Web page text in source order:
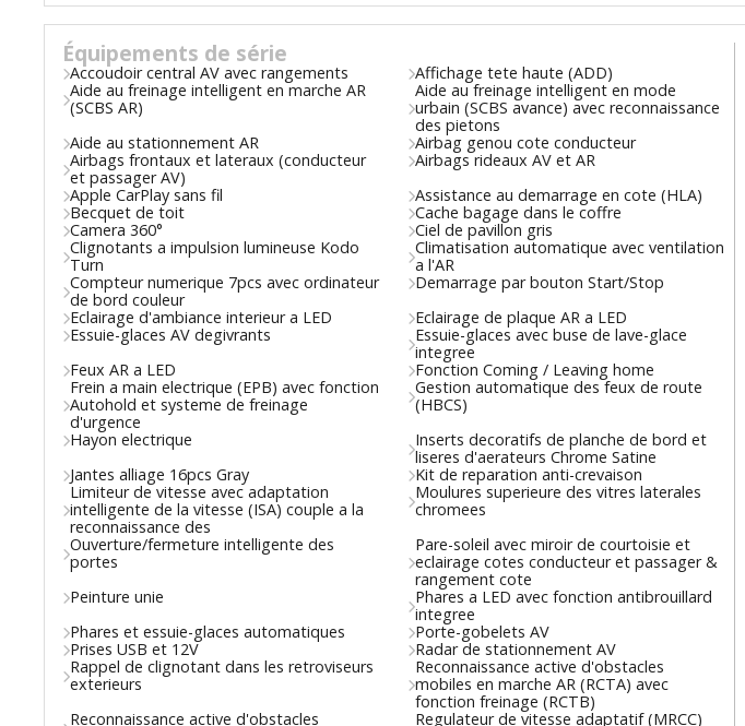
Équipements de série
Accoudoir central AV avec rangements
Affichage tete haute (ADD)
Aide au freinage intelligent en marche AR
(SCBS AR)
Aide au freinage intelligent en mode
urbain (SCBS avance) avec reconnaissance
des pietons
Aide au stationnement AR
Airbag genou cote conducteur
Airbags frontaux et lateraux (conducteur
et passager AV)
Airbags rideaux AV et AR
Apple CarPlay sans fil
Assistance au demarrage en cote (HLA)
Becquet de toit
Cache bagage dans le coffre
Camera 360°
Ciel de pavillon gris
Clignotants a impulsion lumineuse Kodo
Turn
Climatisation automatique avec ventilation
a l'AR
Compteur numerique 7pcs avec ordinateur
de bord couleur
Demarrage par bouton Start/Stop
Eclairage d'ambiance interieur a LED
Eclairage de plaque AR a LED
Essuie-glaces AV degivrants
Essuie-glaces avec buse de lave-glace
integree
Feux AR a LED
Fonction Coming / Leaving home
Frein a main electrique (EPB) avec fonction
Autohold et systeme de freinage
d'urgence
Gestion automatique des feux de route
(HBCS)
Hayon electrique
Inserts decoratifs de planche de bord et
liseres d'aerateurs Chrome Satine
Jantes alliage 16pcs Gray
Kit de reparation anti-crevaison
Limiteur de vitesse avec adaptation
intelligente de la vitesse (ISA) couple a la
reconnaissance des
Moulures superieure des vitres laterales
chromees
Ouverture/fermeture intelligente des
portes
Pare-soleil avec miroir de courtoisie et
eclairage cotes conducteur et passager &
rangement cote
Peinture unie
Phares a LED avec fonction antibrouillard
integree
Phares et essuie-glaces automatiques
Porte-gobelets AV
Prises USB et 12V
Radar de stationnement AV
Rappel de clignotant dans les retroviseurs
exterieurs
Reconnaissance active d'obstacles
mobiles en marche AR (RCTA) avec
fonction freinage (RCTB)
Reconnaissance active d'obstacles
Regulateur de vitesse adaptatif (MRCC)